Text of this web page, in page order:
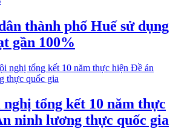
thành phố Huế sử dụng
gần 100%
tổng kết 10 năm thực
ninh lương thực quốc gia